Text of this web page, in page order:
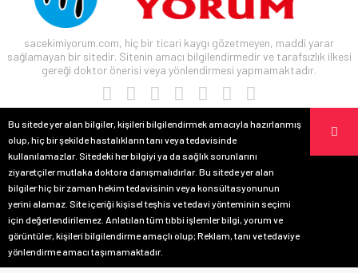
sacekimiyorum.com, hiç bir ticari kaygı gözetmeyen, maddi yarar
sağlamayan bir sitedir. Sitenin amacı bilgilendirmedir ve tarafsızlık ilkesi
gereği doktor önerisi veya yönlendirmesi yapmamaktadır.
Bu sitede yer alan bilgiler, kişileri bilgilendirmek amacıyla hazırlanmış
olup, hiç bir şekilde hastalıkların tanı veya tedavisinde
kullanılamazlar. Sitedeki her bilgiyi ya da sağlık sorunlarını
ziyaretçiler mutlaka doktora danışmalıdırlar. Bu sitede yer alan
bilgiler hiç bir zaman hekim tedavisinin veya konsültasyonunun
yerini alamaz. Site içeriği kişisel teşhis ve tedavi yönteminin seçimi
için değerlendirilemez. Anlatılan tüm tıbbi işlemler bilgi, yorum ve
görüntüler, kişileri bilgilendirme amaçlı olup; Reklam, tanı ve tedaviye
yönlendirme amacı taşımamaktadır.